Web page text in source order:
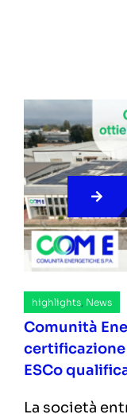
highlights, News
Comunità
certificazione
ESCo
La società